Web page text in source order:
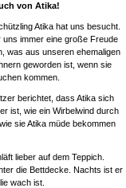
von Atika!
Atika hat uns besucht.
uns immer eine große Freude
was aus unseren ehemaligen
geworden ist, wenn sie
kommen.
berichtet, dass Atika sich
ist, wie ein Wirbelwind durch
sie Atika müde bekommen
lieber auf dem Teppich.
die Bettdecke. Nachts ist er
wach ist.